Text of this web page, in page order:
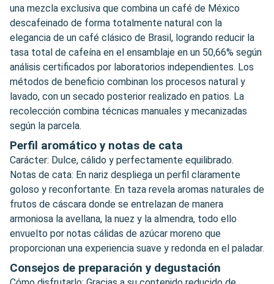
una mezcla exclusiva que combina un café de México
descafeinado de forma totalmente natural con la
elegancia de un café clásico de Brasil, logrando reducir la
tasa total de cafeína en el ensamblaje en un 50,66% según
análisis certificados por laboratorios independientes. Los
métodos de beneficio combinan los procesos natural y
lavado, con un secado posterior realizado en patios. La
recolección combina técnicas manuales y mecanizadas
según la parcela.
Perfil aromático y notas de cata
Carácter: Dulce, cálido y perfectamente equilibrado.
Notas de cata: En nariz despliega un perfil claramente
goloso y reconfortante. En taza revela aromas naturales de
frutos de cáscara donde se entrelazan de manera
armoniosa la avellana, la nuez y la almendra, todo ello
envuelto por notas cálidas de azúcar moreno que
proporcionan una experiencia suave y redonda en el paladar.
Consejos de preparación y degustación